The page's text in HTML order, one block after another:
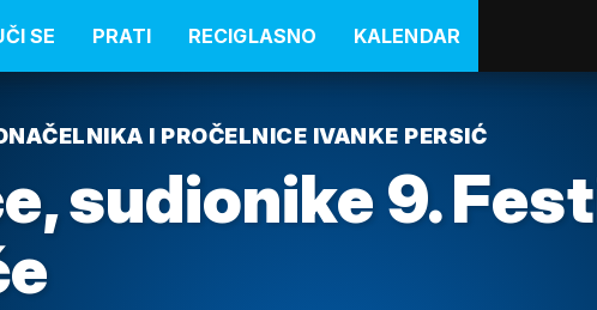
SE PRATI RECIGLASNO KALENDAR
I PROČELNICE IVANKE PERSIĆ
sudionike 9.